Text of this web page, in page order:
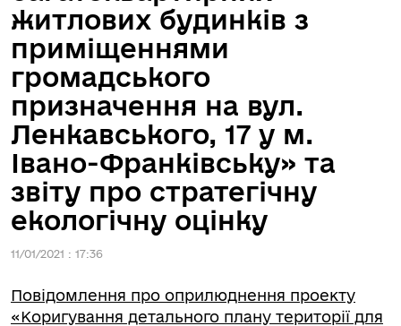
житлових будинків з
приміщеннями
громадського
призначення на вул.
Ленкавського, 17 у м.
Івано-Франківську» та
звіту про стратегічну
екологічну оцінку
11/01/2021 : 17:36
Повідомлення про оприлюднення проекту
«Коригування детального плану території для